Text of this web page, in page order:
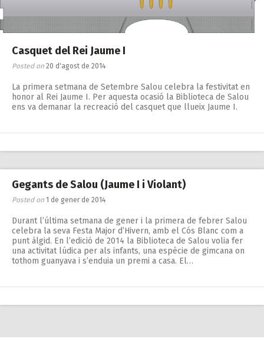
Casquet del Rei Jaume I
Posted on 20 d'agost de 2014
La primera setmana de Setembre Salou celebra la festivitat en
honor al Rei Jaume I. Per aquesta ocasió la Biblioteca de Salou
ens va demanar la recreació del casquet que llueix Jaume I.
Gegants de Salou (Jaume I i Violant)
Posted on 1 de gener de 2014
Durant l’última setmana de gener i la primera de febrer Salou
celebra la seva Festa Major d’Hivern, amb el Cós Blanc com a
punt àlgid. En l’edició de 2014 la Biblioteca de Salou volia fer
una activitat lúdica per als infants, una espècie de gimcana on
tothom guanyava i s’enduia un premi a casa. El…